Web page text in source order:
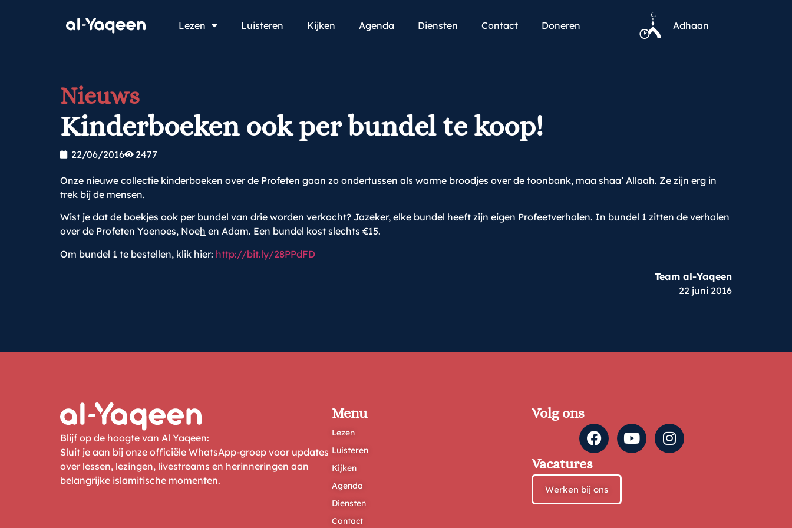
Lezen Luisteren Kijken Agenda Diensten Contact Doneren Adhaan
Nieuws
Kinderboeken ook per bundel te koop!
22/06/2016 2477
Onze nieuwe collectie kinderboeken over de Profeten gaan zo ondertussen als warme broodjes over de toonbank, maa shaa’ Allaah. Ze zijn erg in
trek bij de mensen.
Wist je dat de boekjes ook per bundel van drie worden verkocht? Jazeker, elke bundel heeft zijn eigen Profeetverhalen. In bundel 1 zitten de verhalen
over de Profeten Yoenoes, Noeh en Adam. Een bundel kost slechts €15.
Om bundel 1 te bestellen, klik hier: http://bit.ly/28PPdFD
Team al-Yaqeen
22 juni 2016
Blijf op de hoogte van Al Yaqeen:
Sluit je aan bij onze officiële WhatsApp-groep voor updates
over lessen, lezingen, livestreams en herinneringen aan
belangrijke islamitische momenten.
Menu
Lezen
Luisteren
Kijken
Agenda
Diensten
Contact
Volg ons
Vacatures
Werken bij ons